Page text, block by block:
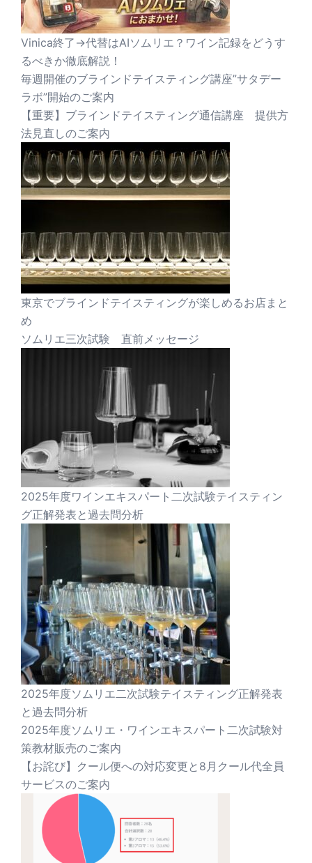
Vinica終了→代替はAIソムリエ？ワイン記録をどうす
るべきか徹底解説！
毎週開催のブラインドテイスティング講座”サタデー
ラボ”開始のご案内
【重要】ブラインドテイスティング通信講座 提供方
法見直しのご案内
東京でブラインドテイスティングが楽しめるお店まと
め
ソムリエ三次試験 直前メッセージ
2025年度ワインエキスパート二次試験テイスティン
グ正解発表と過去問分析
2025年度ソムリエ二次試験テイスティング正解発表
と過去問分析
2025年度ソムリエ・ワインエキスパート二次試験対
策教材販売のご案内
【お詫び】クール便への対応変更と8月クール代全員
サービスのご案内